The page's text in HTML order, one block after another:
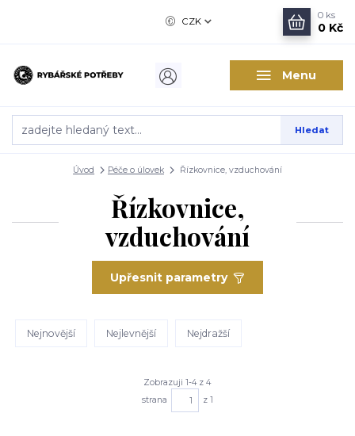
Menu
CZK
Hledat
0 ks
0 Kč
Úvod Péče o úlovek Řízkovnice, vzduchování
Řízkovnice,
vzduchování
Upřesnit parametry
Nejnovější Nejlevnější Nejdražší
Zobrazuji 1-4 z 4
strana
z 1